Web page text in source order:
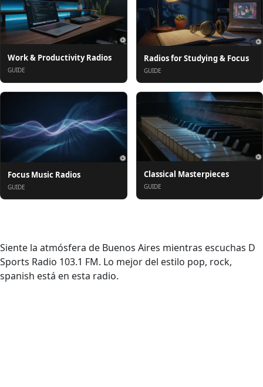
Work & Productivity Radios
GUIDE
Radios for Studying & Focus
GUIDE
Focus Music Radios
GUIDE
Classical Masterpieces
GUIDE
Siente la atmósfera de Buenos Aires mientras escuchas D
Sports Radio 103.1 FM. Lo mejor del estilo pop, rock,
spanish está en esta radio.